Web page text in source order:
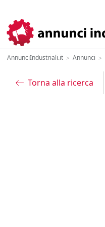
AnnunciIndustriali.it > Annunci >
Torna alla ricerca